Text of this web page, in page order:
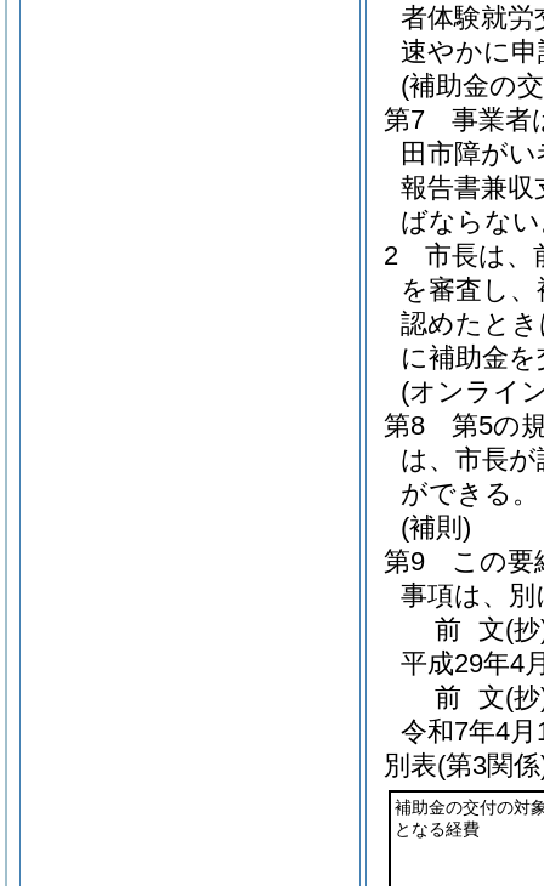
者体験就労
速やかに
(補助金の
第7 事業者
田市障が
報告書兼収
ばならな
2 市長は、
を審査し
認めたと
に補助金
(オンライ
第8 第5の規
は、市長
ができる。
(補則)
第9 この要
事項は、
前文(
平成29年4
前文(
令和7年4
別表(第3関
補助金の交付の対
となる経費